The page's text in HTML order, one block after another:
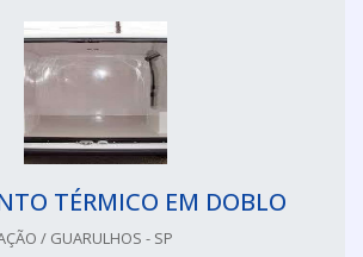
TÉRMICO EM DOBLO
/ GUARULHOS - SP